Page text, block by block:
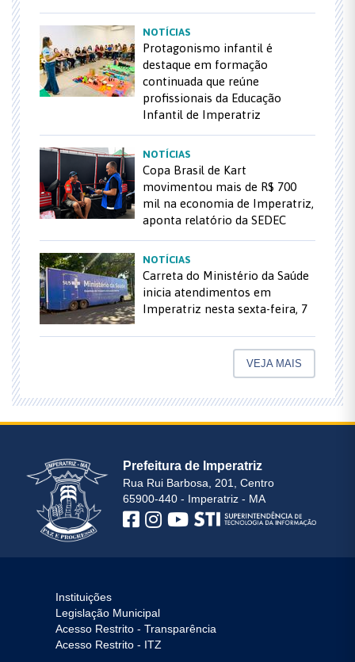
NOTÍCIAS
Protagonismo infantil é
destaque em formação
continuada que reúne
profissionais da Educação
Infantil de Imperatriz
NOTÍCIAS
Copa Brasil de Kart
movimentou mais de R$ 700
mil na economia de Imperatriz,
aponta relatório da SEDEC
NOTÍCIAS
Carreta do Ministério da Saúde
inicia atendimentos em
Imperatriz nesta sexta-feira, 7
VEJA MAIS
Prefeitura de Imperatriz
Rua Rui Barbosa, 201, Centro
65900-440 - Imperatriz - MA
Instituições
Legislação Municipal
Acesso Restrito - Transparência
Acesso Restrito - ITZ